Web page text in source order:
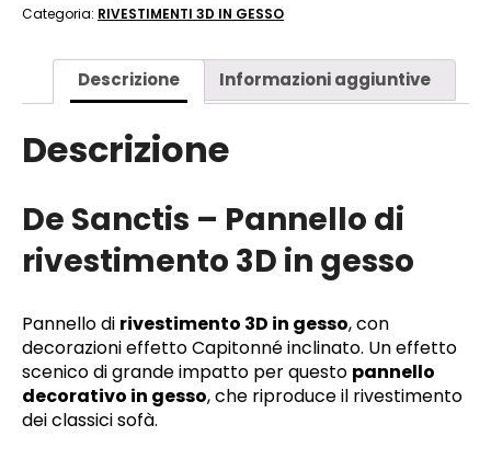
Categoria: RIVESTIMENTI 3D IN GESSO
Descrizione Informazioni aggiuntive
Descrizione
De Sanctis – Pannello di
rivestimento 3D in gesso
Pannello di rivestimento 3D in gesso, con
decorazioni effetto Capitonné inclinato. Un effetto
scenico di grande impatto per questo pannello
decorativo in gesso, che riproduce il rivestimento
dei classici sofà.